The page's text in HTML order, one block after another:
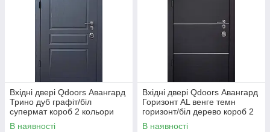
Вхідні двері Qdoors Авангард
Трино дуб графіт/біл
супермат короб 2 кольори
В наявності
Вхідні двері Qdoors Авангард
Горизонт AL венге темн
горизонт/біл дерево короб 2
кольори
В наявності